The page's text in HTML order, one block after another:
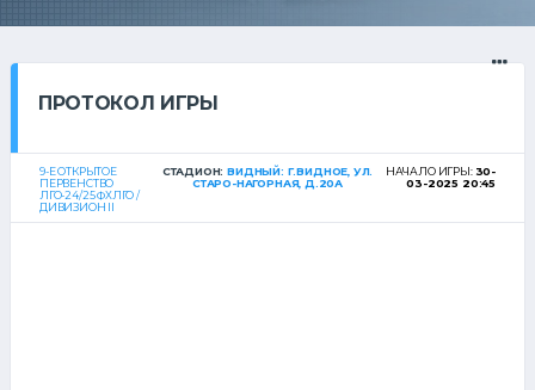
ПРОТОКОЛ ИГРЫ
9-Е ОТКРЫТОЕ
ПЕРВЕНСТВО
ЛГО-24/25 ФХЛГО /
ДИВИЗИОН II
СТАДИОН:ВИДНЫЙ: Г.ВИДНОЕ, УЛ.
СТАРО-НАГОРНАЯ, Д.20А
НАЧАЛО ИГРЫ: 30-
03-2025 20:45